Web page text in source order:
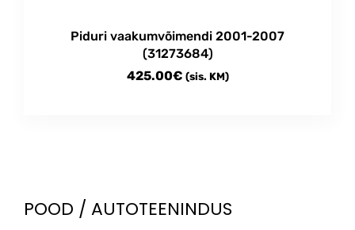
Piduri vaakumvõimendi 2001-2007
(31273684)
425.00€ (sis. KM)
POOD / AUTOTEENINDUS